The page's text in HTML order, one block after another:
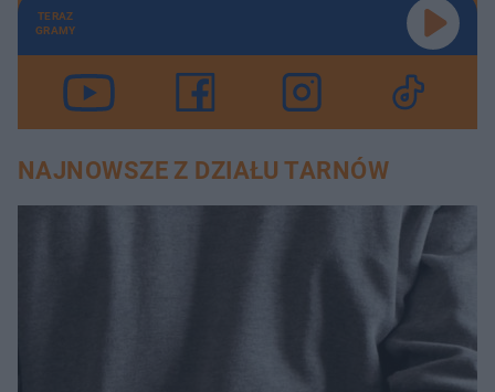
TERAZ
GRAMY
NAJNOWSZE Z DZIAŁU TARNÓW